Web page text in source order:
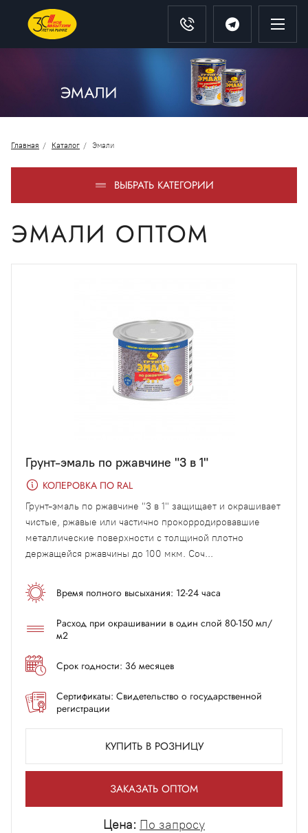
Главная Каталог Эмали
ВЫБРАТЬ КАТЕГОРИИ
ЭМАЛИ ОПТОМ
Грунт-эмаль по ржавчине "3 в 1"
КОЛЕРОВКА ПО RAL
Грунт-эмаль по ржавчине "3 в 1" защищает и окрашивает
чистые, ржавые или частично прокорродировавшие
металлические поверхности с толщиной плотно
держащейся ржавчины до 100 мкм. Соч...
Время полного высыхания: 12-24 часа
Расход при окрашивании в один слой 80-150 мл/
м2
Срок годности: 36 месяцев
Сертификаты: Свидетельство о государственной
регистрации
КУПИТЬ В РОЗНИЦУ
ЗАКАЗАТЬ ОПТОМ
Цена: По запросу